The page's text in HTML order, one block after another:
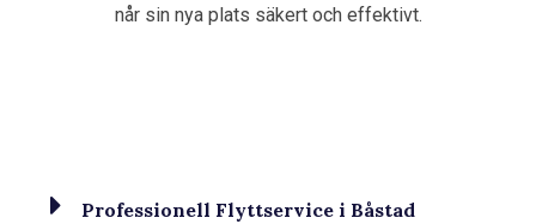
når sin nya plats säkert och effektivt.
Professionell Flyttservice i Båstad